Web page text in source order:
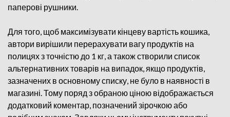
паперові рушники.
Для того, щоб максимізувати кінцеву вартість кошика,
автори вирішили перерахувати вагу продуктів на
полицях з точністю до 1 кг, а також створили список
альтернативних товарів на випадок, якщо продуктів,
зазначених в основному списку, не було в наявності в
магазині. Тому поряд з обраною ціною відображається
додатковий коментар, позначений зірочкою або